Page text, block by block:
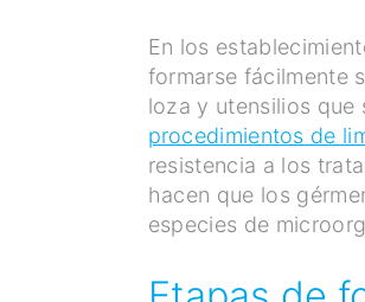
En los
formarse fácilmente
loza y utensilios que
procedimientos de
resistencia a los
hacen que los
especies de